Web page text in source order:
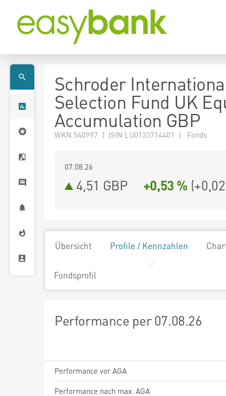
Schroder
Selection Fund UK
Accumulation GBP
WKN 540997 | ISIN LU0133714401 | Fonds
07.08.26
4,51 GBP +0,53 % (+0,02
Übersicht Profile / Kennzahlen
Fondsprofil
Performance per 07.08.26
Performance vor AGA
Performance nach max. AGA